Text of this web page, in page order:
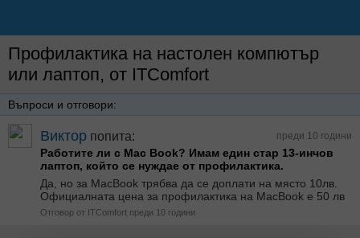
Профилактика на настолен компютър
или лаптоп, от ITComfort
Въпроси и отговори:
преди 10 години
Виктор попита:
Работите ли с Mac Book? Имам един стар 13-инчов
лаптоп, който се нуждае от профилактика.
Да, но за MacBook трябва да се доплати на място 10лв.
Официалната цена за профилактика на MacBook e 50 лв
Отговор от ITComfort преди 10 години